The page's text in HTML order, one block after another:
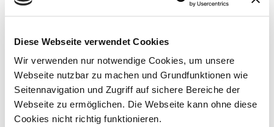
Diese Webseite verwendet Cookies
Wir verwenden nur notwendige Cookies, um unsere
Webseite nutzbar zu machen und Grundfunktionen wie
Seitennavigation und Zugriff auf sichere Bereiche der
Webseite zu ermöglichen. Die Webseite kann ohne diese
Cookies nicht richtig funktionieren.